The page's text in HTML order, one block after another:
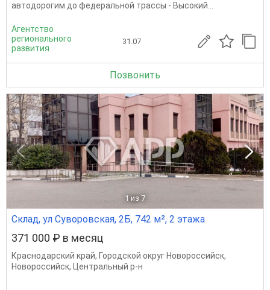
автодорогим до федеральной трассы - Высокий...
Агентство
регионального
развития
31.07
Позвонить
1 из 7
Склад, ул Суворовская, 2Б, 742 м², 2 этажа
371 000 ₽ в месяц
Краснодарский край, Городской округ Новороссийск,
Новороссийск, Центральный р-н